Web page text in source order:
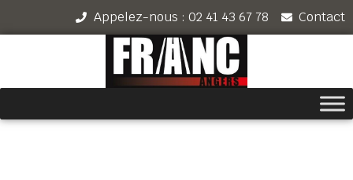
Appelez-nous : 02 41 43 67 78 Contact